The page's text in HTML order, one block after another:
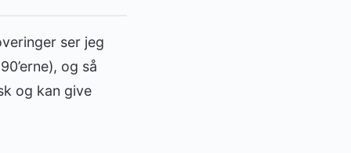
ser jeg
og så
og kan give